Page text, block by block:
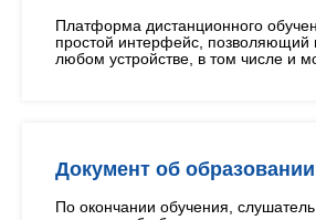
Платформа дистанционного
простой интерфейс, позволяющий
любом устройстве, в том числе и
Документ об образовании
По окончании обучения,